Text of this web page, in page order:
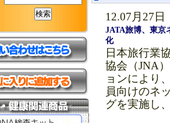
ト商品一覧
能商品一覧
12.07月27日
JATA旅博、東京
化
日本旅行業
協会（JNA
ョンにより
員向けのネ
グを実施し